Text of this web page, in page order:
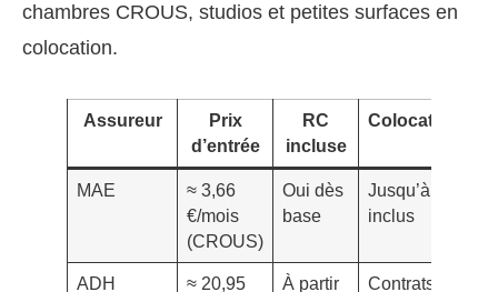
chambres CROUS, studios et petites surfaces en
colocation.
Assureur
Prix
d’entrée
RC
incluse
Colocation
MAE
≈ 3,66
€/mois
(CROUS)
Oui dès
base
Jusqu’à 3
inclus
ADH
≈ 20,95
À partir
Contrats